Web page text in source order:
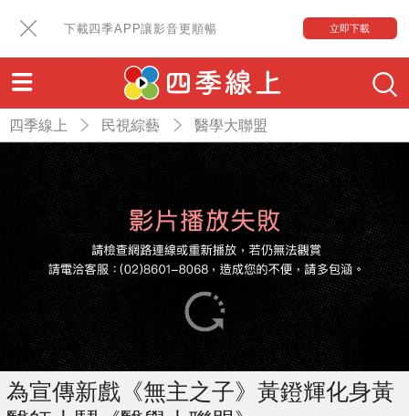
下載四季APP讓影音更順暢 立即下載
四季線上 民視綜藝 醫學大聯盟
為宣傳新戲《無主之子》黃鐙輝化身黃